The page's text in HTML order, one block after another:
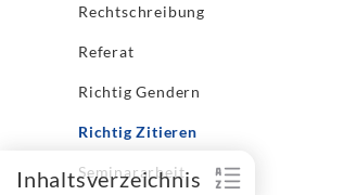
Rechtschreibung
Referat
Richtig Gendern
Richtig Zitieren
Seminararbeit
Inhaltsverzeichnis